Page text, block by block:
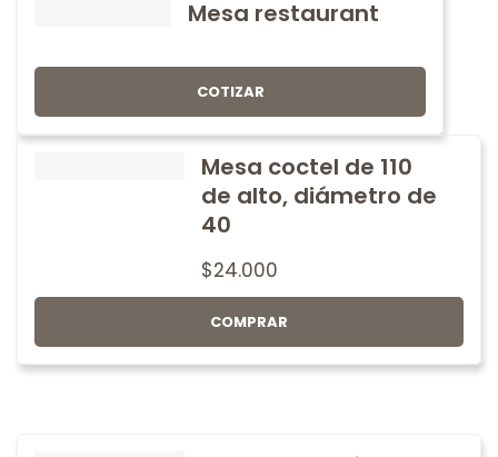
Mesa restaurant
COTIZAR
Mesa coctel de 110
de alto, diámetro de
40
$24.000
COMPRAR